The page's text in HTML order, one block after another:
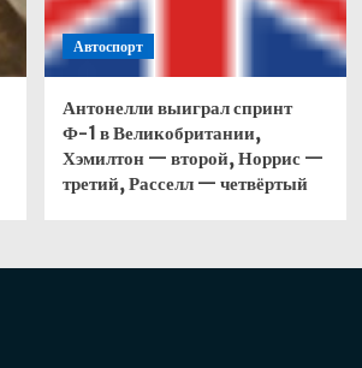
Автоспорт
Антонелли выиграл спринт
Ф-1 в Великобритании,
Хэмилтон — второй, Норрис —
третий, Расселл — четвёртый